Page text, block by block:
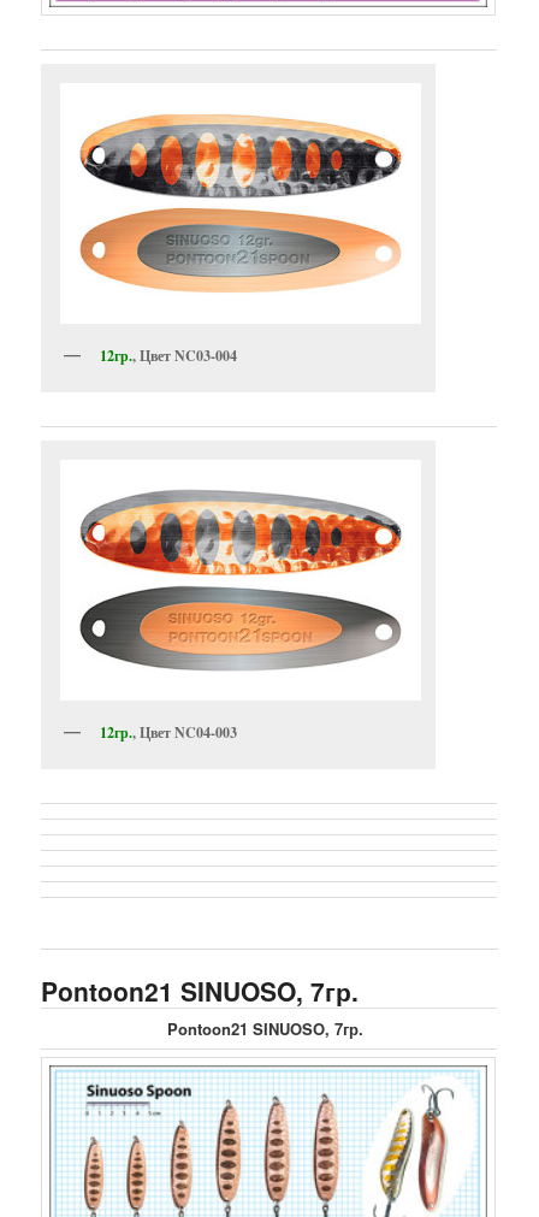
12гр., Цвет NC03-004
12гр., Цвет NC04-003
Pontoon21 SINUOSO, 7гр.
Pontoon21 SINUOSO, 7гр.